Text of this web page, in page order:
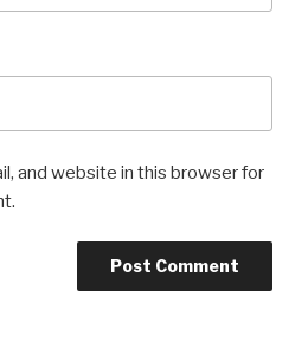
and website in this browser for